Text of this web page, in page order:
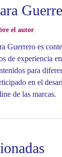
el autor
Guerrero es
de experiencia
para
en el
de las marcas.